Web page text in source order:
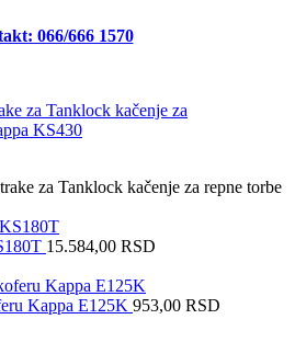
066/666 1570
za Tanklock kačenje za repne torbe
15.584,00 RSD
Kappa E125K 953,00 RSD